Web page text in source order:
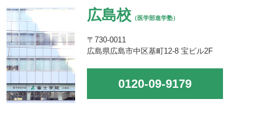
広島校 （医学部進学塾）
〒730-0011
広島県広島市中区基町12-8 宝ビル2F
0120-09-9179